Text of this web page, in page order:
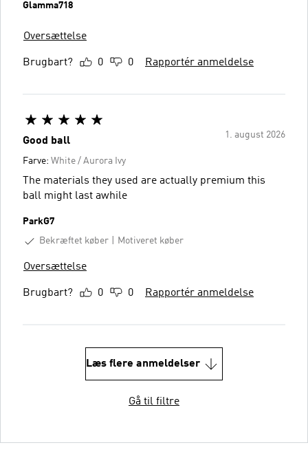
Glamma718
Oversættelse
Brugbart? 0 0 Rapportér anmeldelse
1. august 2026
Good ball
Farve: White / Aurora Ivy
The materials they used are actually premium this
ball might last awhile
ParkG7
Bekræftet køber
Motiveret køber
Oversættelse
Brugbart? 0 0 Rapportér anmeldelse
Læs flere anmeldelser
Gå til filtre